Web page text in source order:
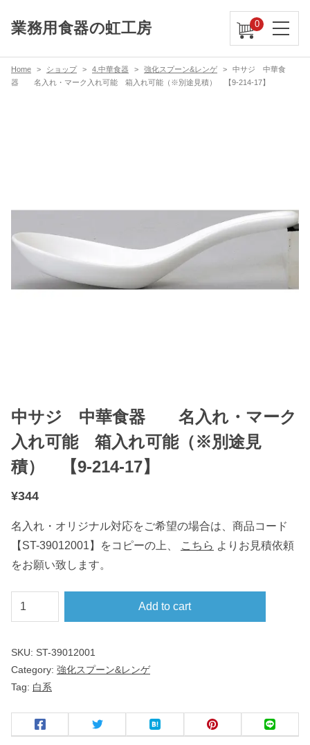
業務用食器の虹工房 0
Home ショップ 4.中華食器 強化スプーン&レンゲ
中サジ 中華食
器 名入れ・マーク入れ可能 箱入れ可能（※別途見積） 【9-214-17】
中サジ 中華食器 名入れ・マーク
入れ可能 箱入れ可能（※別途見
積） 【9-214-17】
¥344
名入れ・オリジナル対応をご希望の場合は、商品コード
【ST-39012001】をコピーの上、
こちら よりお見積依頼
をお願い致します。
中
サ
食
器
Add to cart
SKU: ST-39012001
Category: 強化スプーン&レンゲ
Tag: 白系